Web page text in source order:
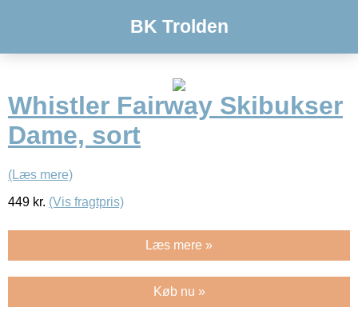
BK Trolden
Whistler Fairway Skibukser
Dame, sort
(Læs mere)
449 kr. (Vis fragtpris)
Læs mere »
Køb nu »